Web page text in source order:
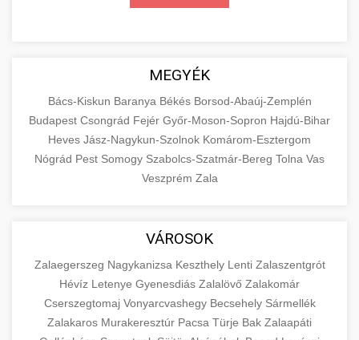
MEGYÉK
Bács-Kiskun Baranya Békés Borsod-Abaúj-Zemplén
Budapest Csongrád Fejér Győr-Moson-Sopron Hajdú-Bihar
Heves Jász-Nagykun-Szolnok Komárom-Esztergom
Nógrád Pest Somogy Szabolcs-Szatmár-Bereg Tolna Vas
Veszprém Zala
VÁROSOK
Zalaegerszeg Nagykanizsa Keszthely Lenti Zalaszentgrót
Hévíz Letenye Gyenesdiás Zalalövő Zalakomár
Cserszegtomaj Vonyarcvashegy Becsehely Sármellék
Zalakaros Murakeresztúr Pacsa Türje Bak Zalaapáti